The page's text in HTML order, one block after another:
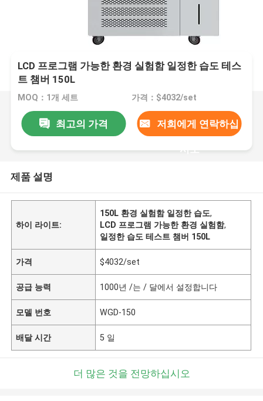
LCD 프로그램 가능한 환경 실험함 일정한 습도 테스
트 챔버 150L
MOQ：1개 세트 가격：$4032/set
최고의 가격 저희에게 연락하십
시오
제품 설명
하이 라이트:
150L 환경 실험함 일정한 습도,
LCD 프로그램 가능한 환경 실험함,
일정한 습도 테스트 챔버 150L
가격 $4032/set
공급 능력 1000년 /는 / 달에서 설정합니다
모델 번호 WGD-150
배달 시간 5 일
더 많은 것을 전망하십시오